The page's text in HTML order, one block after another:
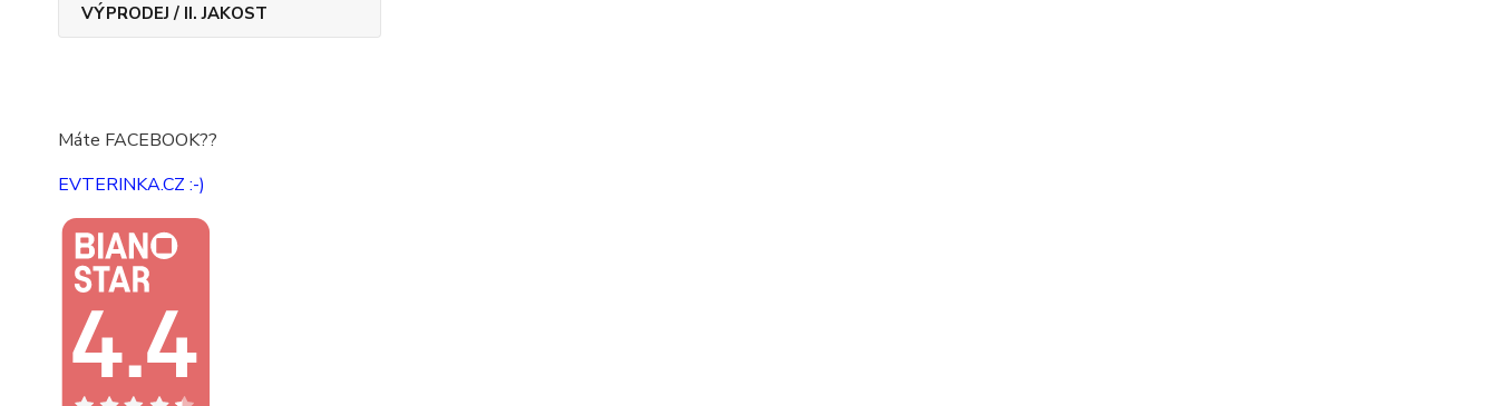
VÝPRODEJ / II. JAKOST
Máte FACEBOOK??
EVTERINKA.CZ :-)